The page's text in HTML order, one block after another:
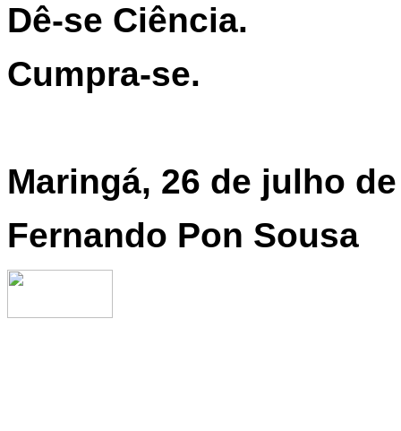
Dê-se Ciência.
Cumpra-se.
Maringá, 26 de julho
Fernando Pon Sousa